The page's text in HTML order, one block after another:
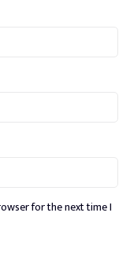
for the next time I